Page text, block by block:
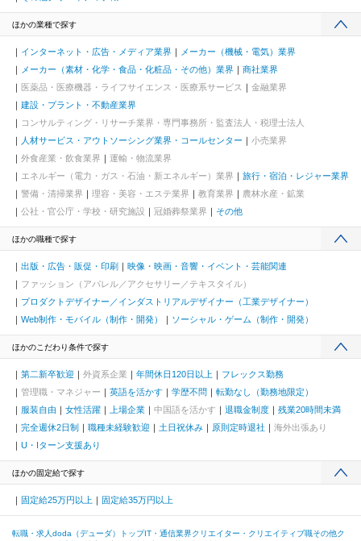
ほかの業種で探す
インターネット・広告・メディア業界
メーカー（機械・電気）業界
メーカー（素材・化学・食品・化粧品・その他）業界
商社業界
医薬品・医療機器・ライフサイエンス・医療系サービス
金融業界
建設・プラント・不動産業界
コンサルティング・リサーチ業界・専門事務所・監査法人・税理士法人
人材サービス・アウトソーシング業界・コールセンター
小売業界
外食産業・飲食業界
運輸・物流業界
エネルギー（電力・ガス・石油・新エネルギー）業界
旅行・宿泊・レジャー業界
警備・清掃業界
理容・美容・エステ業界 教育業界
農林水産・鉱業
公社・官公庁・学校・研究施設
冠婚葬祭業界 その他
ほかの職種で探す
出版・広告・販促・印刷
映像・映画・音響・イベント・芸能関連
ファッション（アパレル／アクセサリー／テキスタイル）
プロダクトデザイナー／インダストリアルデザイナー（工業デザイナー）
Web制作・モバイル（制作・開発）
ソーシャル・ゲーム（制作・開発）
ほかのこだわり条件で探す
第二新卒歓迎 外資系企業 年間休日120日以上
フレックス勤務
管理職・マネジャー
英語を活かす 学歴不問
転勤なし（勤務地限定）
服装自由
女性活躍 上場企業 中国語を活かす 退職金制度
残業20時間未満
完全週休2日制
職種未経験歓迎 土日祝休み 原則定時退社
海外出張あり
U・Iターン支援あり
ほかの固定給で探す
固定給25万円以上 固定給35万円以上
転職・求人doda（デューダ）トップIT・通信業界クリエイター・クリエイティブ職その他ク